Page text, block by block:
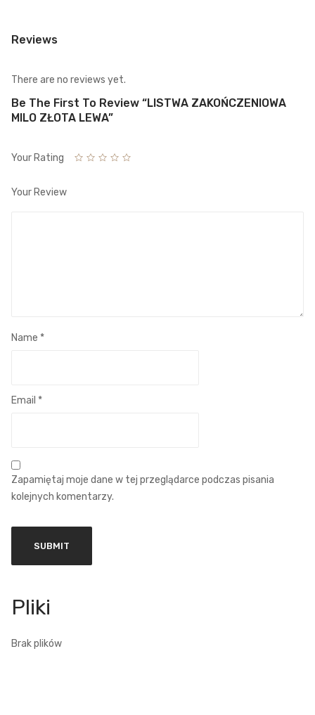
Reviews
There are no reviews yet.
Be The First To Review “LISTWA ZAKOŃCZENIOWA
MILO ZŁOTA LEWA”
Your Rating
Your Review
Name *
Email *
Zapamiętaj moje dane w tej przeglądarce podczas pisania
kolejnych komentarzy.
Brak plików